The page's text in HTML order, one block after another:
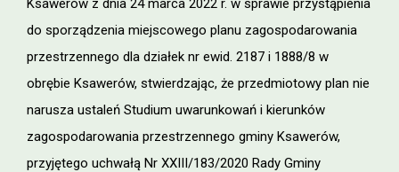
Ksawerów z dnia 24 marca 2022 r. w sprawie przystąpienia
do sporządzenia miejscowego planu zagospodarowania
przestrzennego dla działek nr ewid. 2187 i 1888/8 w
obrębie Ksawerów, stwierdzając, że przedmiotowy plan nie
narusza ustaleń Studium uwarunkowań i kierunków
zagospodarowania przestrzennego gminy Ksawerów,
przyjętego uchwałą Nr XXIII/183/2020 Rady Gminy